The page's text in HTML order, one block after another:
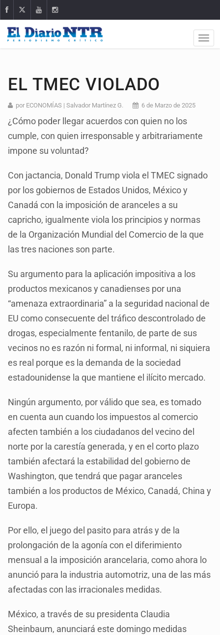
EL TMEC VIOLADO
por ECONOMÍAS | Salvador Martínez G. 6 de Marzo de 2025
¿Cómo poder llegar acuerdos con quien no los
cumple, con quien irresponsable y arbitrariamente
impone su voluntad?
Con jactancia, Donald Trump viola el TMEC signado
por los gobiernos de Estados Unidos, México y
Canadá con la imposición de aranceles a su
capricho, igualmente viola los principios y normas
de la Organización Mundial del Comercio de la que
las tres naciones son parte.
Su argumento para la aplicación impositiva a los
productos mexicanos y canadienses por una
“amenaza extraordinaria” a la seguridad nacional de
EU como consecuente del tráfico descontrolado de
drogas, especialmente fentanilo, de parte de sus
vecinos no es razón ni formal, ni informal, ni siquiera
es real porque es la demanda de la sociedad
estadounidense la que mantiene el ilícito mercado.
Ningún argumento, por válido que sea, es tomado
en cuenta aun cuando los impuestos al comercio
afecten también a los ciudadanos del vecino del
norte por la carestía generada, y en el corto plazo
también afectará la estabilidad del gobierno de
Washington, que tendrá que pagar aranceles
también a los productos de México, Canadá, China y
Europa.
Por ello, el juego del pasito para atrás y de la
prolongación de la agonía con el diferimiento
mensual a la imposición arancelaria, como ahora lo
anunció para la industria automotriz, una de las más
afectadas con las irracionales medidas.
México, a través de su presidenta Claudia
Sheinbaum, anunciará este domingo medidas